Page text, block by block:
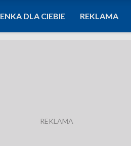
DLA CIEBIE REKLAMA